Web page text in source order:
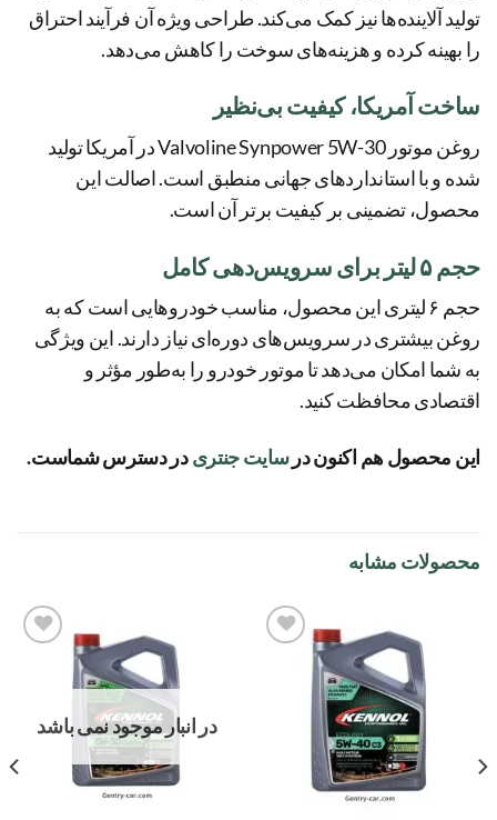
تولید آلاینده‌ها نیز کمک می‌کند. طراحی ویژه آن فرآیند احتراق
را بهینه کرده و هزینه‌های سوخت را کاهش می‌دهد.
ساخت آمریکا، کیفیت بی‌نظیر
روغن موتور Valvoline Synpower 5W-30 در آمریکا تولید
شده و با استانداردهای جهانی منطبق است. اصالت این
محصول، تضمینی بر کیفیت برتر آن است.
حجم ۵ لیتر برای سرویس‌دهی کامل
حجم ۶ لیتری این محصول، مناسب خودروهایی است که به
روغن بیشتری در سرویس‌های دوره‌ای نیاز دارند. این ویژگی
به شما امکان می‌دهد تا موتور خودرو را به‌طور مؤثر و
اقتصادی محافظت کنید.
این محصول هم اکنون درسایت جنتریدر دسترس شماست.
محصولات مشابه
ها
در انبار موجود نمی باشد